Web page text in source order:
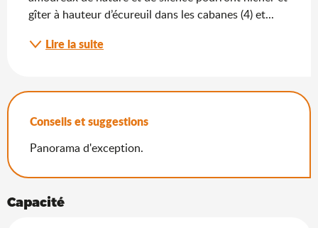
gîter à hauteur d’écureuil dans les cabanes (4) et...
Lire la suite
Conseils et suggestions
Panorama d'exception.
Capacité